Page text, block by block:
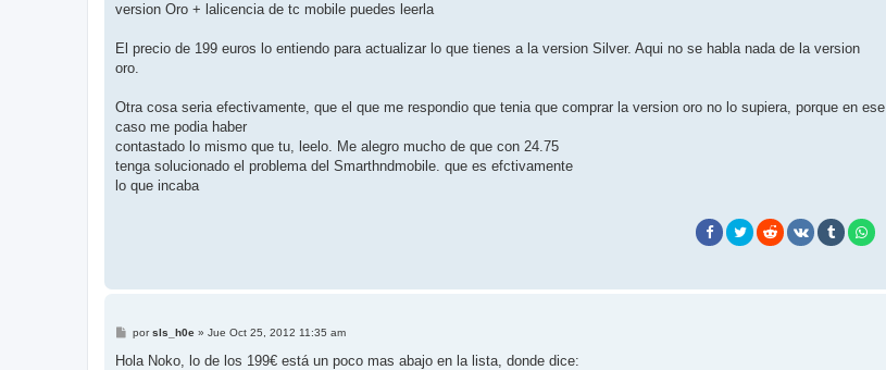
a
version Oro + lalicencia de tc mobile puedes leerla
El precio de 199 euros lo entiendo para actualizar lo que tienes a la version Silver. Aqui no se habla nada de la version
oro.
Otra cosa seria efectivamente, que el que me respondio que tenia que comprar la version oro no lo supiera, porque en ese
caso me podia haber
contastado lo mismo que tu, leelo. Me alegro mucho de que con 24.75
tenga solucionado el problema del Smarthndmobile. que es efctivamente
lo que incaba
M
n
porsls_h0e» Jue Oct 25, 2012 11:35 am
Hola Noko, lo de los 199€ está un poco mas abajo en la lista, donde dice: